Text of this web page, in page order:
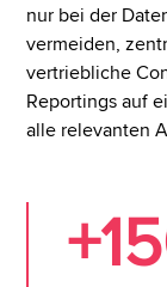
nur bei der
vermeiden,
vertriebliche
Reportings auf
alle relevanten